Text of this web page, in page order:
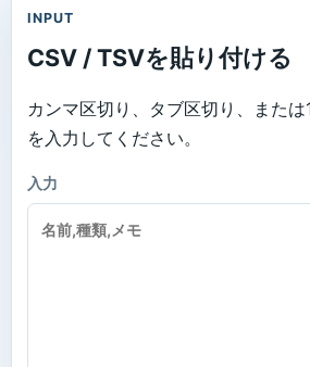
INPUT
CSV / TSVを貼り付ける
カンマ区切り、タブ区切り、または
を入力してください。
入力